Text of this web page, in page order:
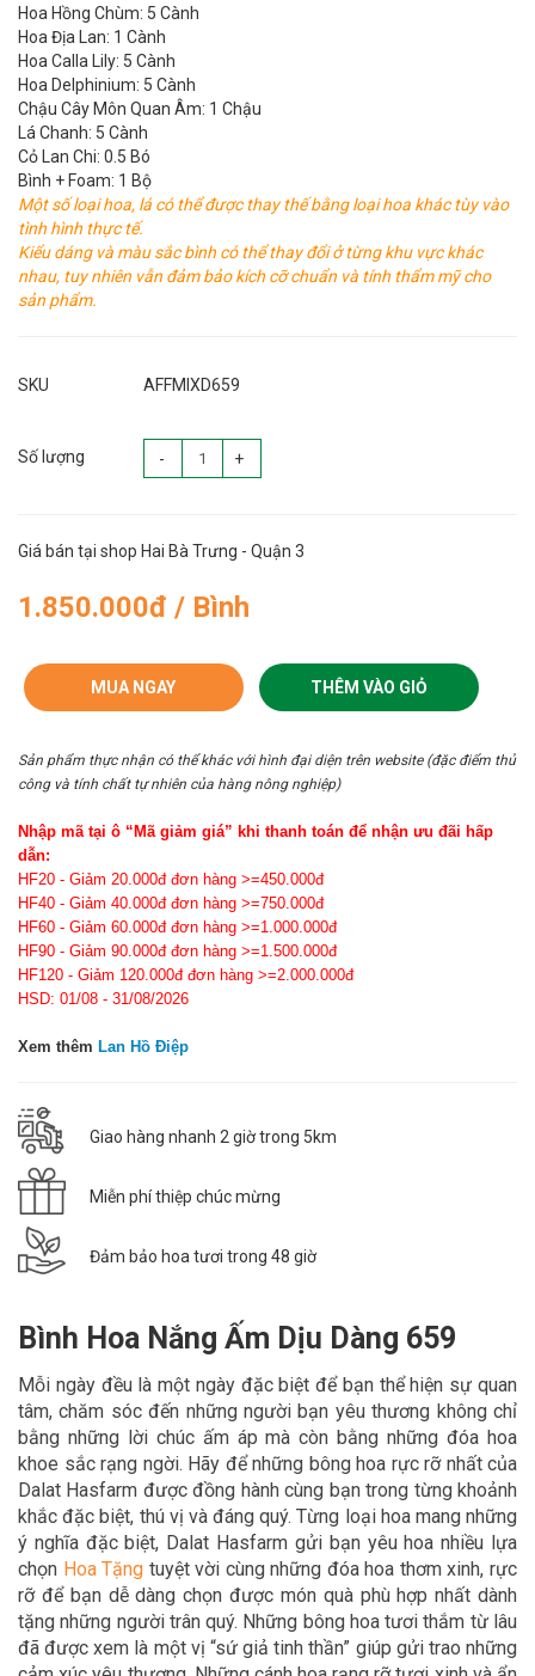
Hoa Hồng Chùm: 5 Cành
Hoa Địa Lan: 1 Cành
Hoa Calla Lily: 5 Cành
Hoa Delphinium: 5 Cành
Chậu Cây Môn Quan Âm: 1 Chậu
Lá Chanh: 5 Cành
Cỏ Lan Chi: 0.5 Bó
Bình + Foam: 1 Bộ
Một số loại hoa, lá có thể được thay thế bằng loại hoa khác tùy vào
tình hình thực tế.
Kiểu dáng và màu sắc bình có thể thay đổi ở từng khu vực khác
nhau, tuy nhiên vẫn đảm bảo kích cỡ chuẩn và tính thẩm mỹ cho
sản phẩm.
SKU AFFMIXD659
Số lượng - +
Giá bán tại shop Hai Bà Trưng - Quận 3
1.850.000đ / Bình
MUA NGAY THÊM VÀO GIỎ
Sản phẩm thực nhận có thể khác với hình đại diện trên website (đặc điểm thủ
công và tính chất tự nhiên của hàng nông nghiệp)
Nhập mã tại ô “Mã giảm giá” khi thanh toán để nhận ưu đãi hấp
dẫn:
HF20 - Giảm 20.000đ đơn hàng >=450.000đ
HF40 - Giảm 40.000đ đơn hàng >=750.000đ
HF60 - Giảm 60.000đ đơn hàng >=1.000.000đ
HF90 - Giảm 90.000đ đơn hàng >=1.500.000đ
HF120 - Giảm 120.000đ đơn hàng >=2.000.000đ
HSD: 01/08 - 31/08/2026
Xem thêm Lan Hồ Điệp
Giao hàng nhanh 2 giờ trong 5km
Miễn phí thiệp chúc mừng
Đảm bảo hoa tươi trong 48 giờ
Bình Hoa Nắng Ấm Dịu Dàng 659
Mỗi ngày đều là một ngày đặc biệt để bạn thể hiện sự quan
tâm, chăm sóc đến những người bạn yêu thương không chỉ
bằng những lời chúc ấm áp mà còn bằng những đóa hoa
khoe sắc rạng ngời. Hãy đểnhững bông hoa rực rỡ nhất của
Dalat Hasfarm được đồng hành cùng bạn trong từng khoảnh
khắc đặc biệt, thú vị và đáng quý. Từng loại hoa mang những
ý nghĩa đặc biệt, Dalat Hasfarm gửi bạn yêu hoa nhiều lựa
chọn Hoa Tặng tuyệt vời cùng những đóa hoa thơm xinh, rực
rỡ để bạn dễ dàng chọn được món quà phù hợp nhất dành
tặng những người trân quý. Những bông hoa tươi thắm từ lâu
đã được xem là một vị “sứ giả tinh thần” giúp gửi trao những